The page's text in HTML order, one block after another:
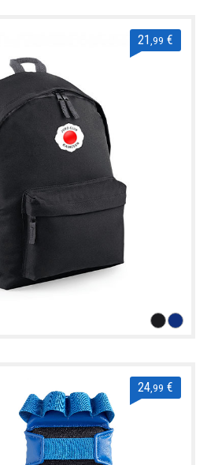
21 ,99 €
24,99 €